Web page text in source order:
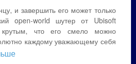
и завершить его может только
open-world шутер от Ubisoft
крутым, что его смело можно
каждому уважающему себя